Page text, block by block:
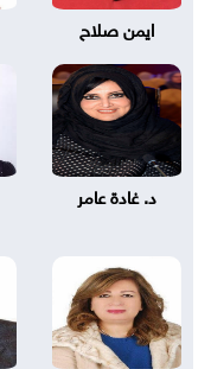
ايمن صلاح
د. غادة عامر